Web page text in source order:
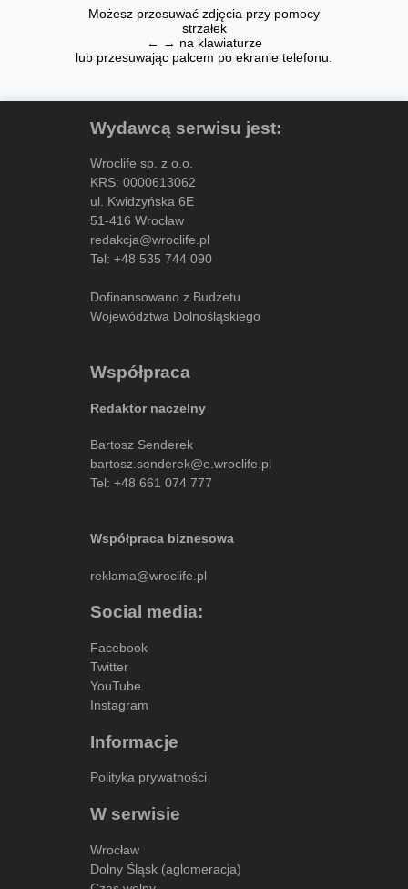
Możesz przesuwać zdjęcia przy pomocy
strzałek
← → na klawiaturze
lub przesuwając palcem po ekranie telefonu.
Wydawcą serwisu jest:
Wroclife sp. z o.o.
KRS: 0000613062
ul. Kwidzyńska 6E
51-416 Wrocław
redakcja@wroclife.pl
Tel: +48 535 744 090
Dofinansowano z Budżetu
Województwa Dolnośląskiego
Współpraca
Redaktor naczelny
Bartosz Senderek
bartosz.senderek@e.wroclife.pl
Tel: +48 661 074 777
Współpraca biznesowa
reklama@wroclife.pl
Social media:
Facebook
Twitter
YouTube
Instagram
Informacje
Polityka prywatności
W serwisie
Wrocław
Dolny Śląsk (aglomeracja)